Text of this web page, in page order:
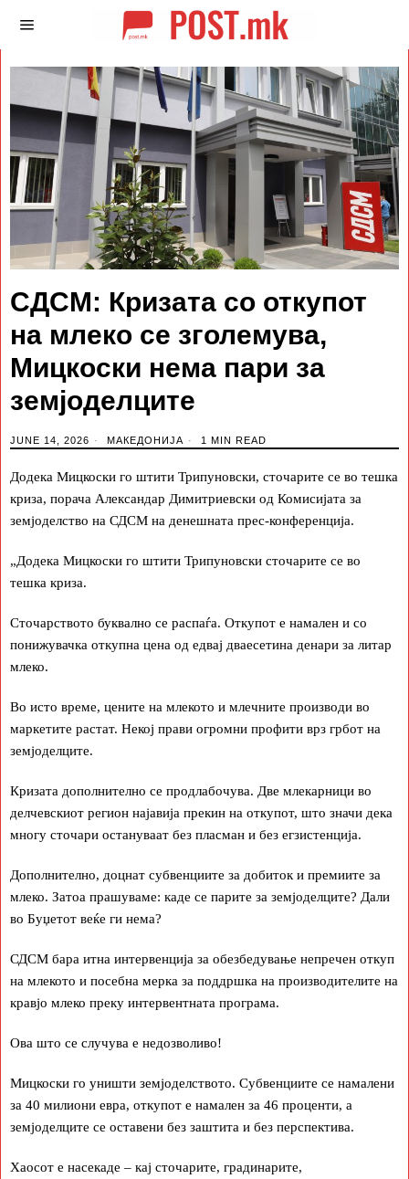
СДСМ: Кризата со откупот
на млеко се зголемува,
Мицкоски нема пари за
земјоделците
JUNE 14, 2026 МАКЕДОНИЈА 1 MIN READ
Додека Мицкоски го штити Трипуновски, сточарите се во тешка
криза, порача Александар Димитриевски од Комисијата за
земјоделство на СДСМ на денешната прес-конференција.
„Додека Мицкоски го штити Трипуновски сточарите се во
тешка криза.
Сточарството буквално се распаѓа. Откупот е намален и со
понижувачка откупна цена од едвај дваесетина денари за литар
млеко.
Во исто време, цените на млекото и млечните производи во
маркетите растат. Некој прави огромни профити врз грбот на
земјоделците.
Кризата дополнително се продлабочува. Две млекарници во
делчевскиот регион најавија прекин на откупот, што значи дека
многу сточари остануваат без пласман и без егзистенција.
Дополнително, доцнат субвенциите за добиток и премиите за
млеко. Затоа прашуваме: каде се парите за земјоделците? Дали
во Буџетот веќе ги нема?
СДСМ бара итна интервенција за обезбедување непречен откуп
на млекото и посебна мерка за поддршка на производителите на
кравјо млеко преку интервентната програма.
Ова што се случува е недозволиво!
Мицкоски го уништи земјоделството. Субвенциите се намалени
за 40 милиони евра, откупот е намален за 46 проценти, а
земјоделците се оставени без заштита и без перспектива.
Хаосот е насекаде – кај сточарите, градинарите,